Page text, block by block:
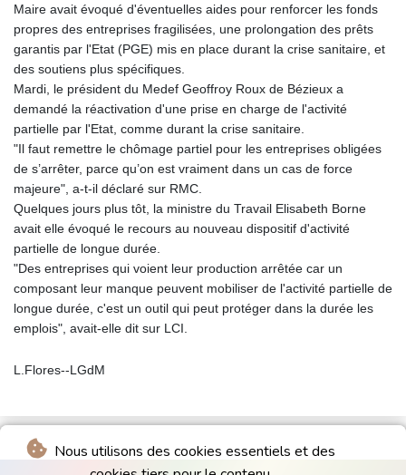
Nous utilisons des cookies essentiels et des
Maire avait évoqué d'éventuelles aides pour renforcer les fonds
propres des entreprises fragilisées, une prolongation des prêts
garantis par l'Etat (PGE) mis en place durant la crise sanitaire, et
des soutiens plus spécifiques.
Mardi, le président du Medef Geoffroy Roux de Bézieux a
demandé la réactivation d'une prise en charge de l'activité
partielle par l'Etat, comme durant la crise sanitaire.
"Il faut remettre le chômage partiel pour les entreprises obligées
de s’arrêter, parce qu’on est vraiment dans un cas de force
majeure", a-t-il déclaré sur RMC.
Quelques jours plus tôt, la ministre du Travail Elisabeth Borne
avait elle évoqué le recours au nouveau dispositif d'activité
partielle de longue durée.
"Des entreprises qui voient leur production arrêtée car un
composant leur manque peuvent mobiliser de l'activité partielle de
longue durée, c'est un outil qui peut protéger dans la durée les
emplois", avait-elle dit sur LCI.
L.Flores--LGdM